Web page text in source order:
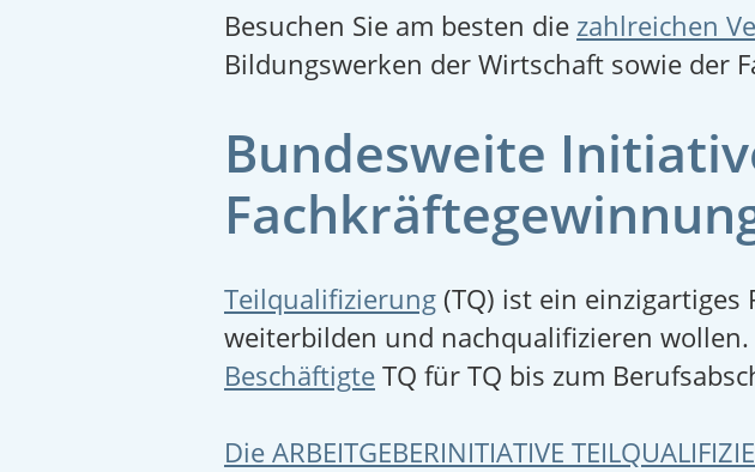
Besuchen Sie am besten die zahlreichen
Bildungswerken der Wirtschaft sowie der
Bundesweite
Teilqualifizierung (TQ) ist ein einzigartiges
weiter­bilden und nachqualifizieren wollen.
Beschäftigte TQ für TQ bis zum
Die ARBEITGEBERINITIATIVE